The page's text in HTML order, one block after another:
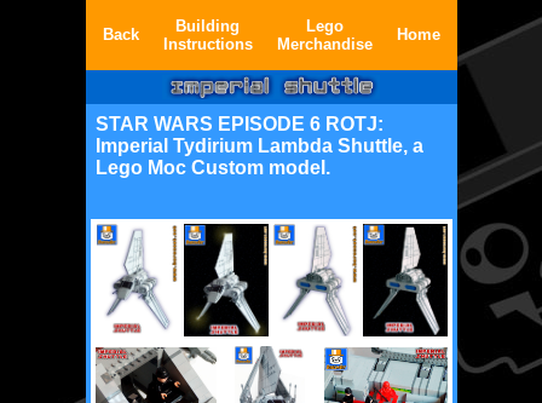
Back
Building
Instructions
Lego
Merchandise
Home
STAR WARS EPISODE 6 ROTJ:
Imperial Tydirium Lambda Shuttle, a
Lego Moc Custom model .